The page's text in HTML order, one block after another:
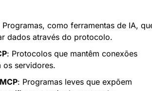
Programas, como ferramentas de IA,
dados através do protocolo.
: Protocolos que mantêm conexões
os servidores.
: Programas leves que expõem